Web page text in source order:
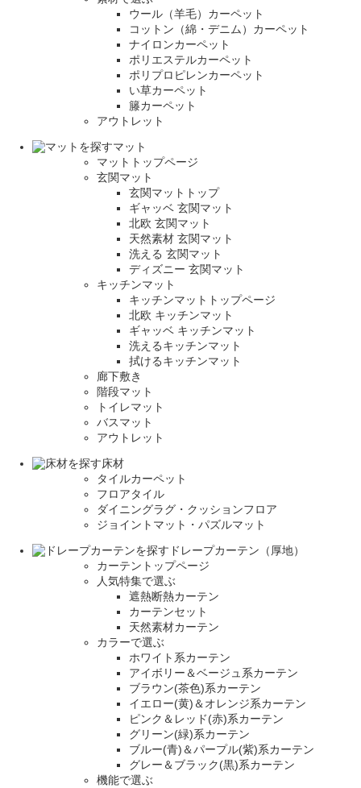
ウール（羊毛）カーペット
コットン（綿・デニム）カーペット
ナイロンカーペット
ポリエステルカーペット
ポリプロピレンカーペット
い草カーペット
籐カーペット
アウトレット
マット
マットトップページ
玄関マット
玄関マットトップ
ギャッベ 玄関マット
北欧 玄関マット
天然素材 玄関マット
洗える 玄関マット
ディズニー 玄関マット
キッチンマット
キッチンマットトップページ
北欧 キッチンマット
ギャッベ キッチンマット
洗えるキッチンマット
拭けるキッチンマット
廊下敷き
階段マット
トイレマット
バスマット
アウトレット
床材
タイルカーペット
フロアタイル
ダイニングラグ・クッションフロア
ジョイントマット・パズルマット
ドレープカーテン（厚地）
カーテントップページ
人気特集で選ぶ
遮熱断熱カーテン
カーテンセット
天然素材カーテン
カラーで選ぶ
ホワイト系カーテン
アイボリー＆ベージュ系カーテン
ブラウン(茶色)系カーテン
イエロー(黄)＆オレンジ系カーテン
ピンク＆レッド(赤)系カーテン
グリーン(緑)系カーテン
ブルー(青)＆パープル(紫)系カーテン
グレー＆ブラック(黒)系カーテン
機能で選ぶ